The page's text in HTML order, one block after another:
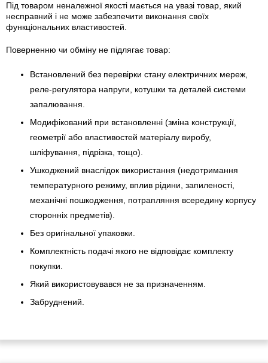
Під товаром неналежної якості мається на увазі товар, який
несправний і не може забезпечити виконання своїх
функціональних властивостей.
Поверненню чи обміну не підлягає товар:
Встановлений без перевірки стану електричних мереж,
реле-регулято­ра напруги, котушки та деталей системи
запалювання.
Модифікований при встановленні (зміна конструкції,
геометрії або властивостей матеріалу виробу,
шліфування, підрізка, тощо).
Ушкоджений внаслідок використання (недотримання
температурного режиму, вплив рідини, запиленості,
механічні пошкодження, потрапляння всередину корпусу
сторонніх предметів).
Без оригінальної упаковки.
Комплектність подачі якого не відповідає комплекту
покупки.
Який використовувався не за призначенням.
Забруднений.